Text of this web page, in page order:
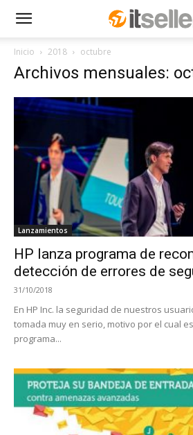
Inicio 2018 octubre
Archivos mensuales:
Lanzamientos
HP lanza programa de
detección de errores de
31/10/2018
En HP Inc. la seguridad de nuestros
tomada muy en serio, motivo por el cual
programa...